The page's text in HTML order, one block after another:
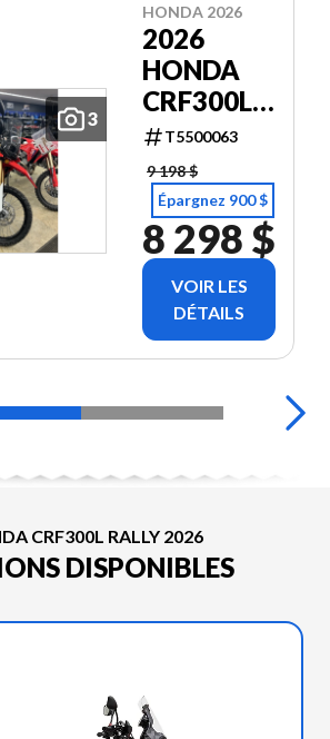
3
HONDA 2026
2026
HONDA
CRF300L
RALLY
T5500063
9 198 $
Épargnez 900 $
8 298 $
VOIR LES
DÉTAILS
CRF300L RALLY 2026
DISPONIBLES